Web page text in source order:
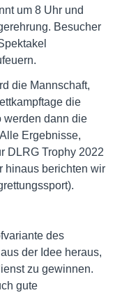
um 8 Uhr und
Besucher
die Mannschaft,
die
werden dann die
Ergebnisse,
DLRG Trophy 2022
hinaus berichten wir
des
der Idee heraus,
zu gewinnen.
gute